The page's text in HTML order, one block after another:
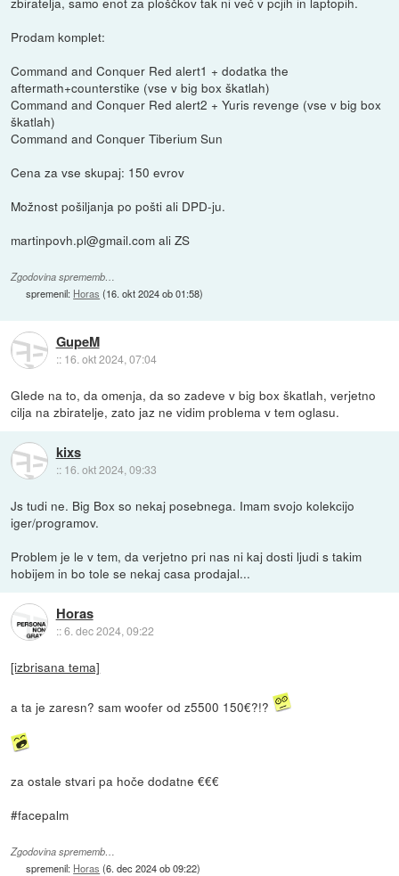
Prodam komplet:
Command and Conquer Red alert1 + dodatka the
aftermath+counterstike (vse v big box škatlah)
Command and Conquer Red alert2 + Yuris revenge (vse v big box
škatlah)
Command and Conquer Tiberium Sun
Cena za vse skupaj: 150 evrov
Možnost pošiljanja po pošti ali DPD-ju.
martinpovh.pl@gmail.com ali ZS
Zgodovina sprememb…
spremenil: Horas (16. okt 2024 ob 01:58)
GupeM
:: 16. okt 2024, 07:04
Glede na to, da omenja, da so zadeve v big box škatlah, verjetno
cilja na zbiratelje, zato jaz ne vidim problema v tem oglasu.
kixs
:: 16. okt 2024, 09:33
Js tudi ne. Big Box so nekaj posebnega. Imam svojo kolekcijo
iger/programov.
Problem je le v tem, da verjetno pri nas ni kaj dosti ljudi s takim
hobijem in bo tole se nekaj casa prodajal...
Horas
::6. dec 2024, 09:22
[izbrisana tema]
a ta je zaresn? sam woofer od z5500 150€?!?
za ostale stvari pa hoče dodatne €€€
#facepalm
Zgodovina sprememb…
spremenil: Horas (6. dec 2024 ob 09:22)